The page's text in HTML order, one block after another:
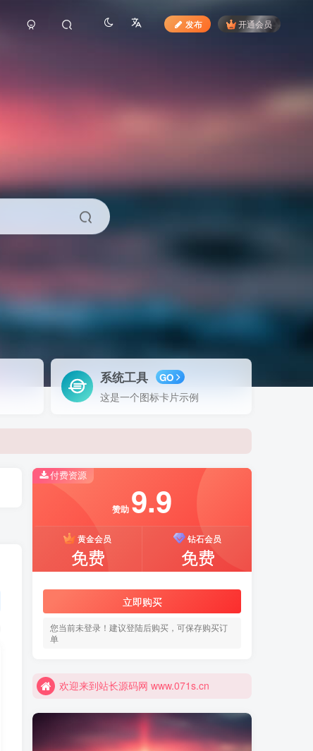
发布 开通会员
系统工具 GO
这是一个图标卡片示例
付费资源
赞助 9.9
黄金会员
免费
钻石会员
免费
立即购买
您当前未登录！建议登陆后购买，可保存购买订
单
站长源码网 www.071s.cn！全面开启
欢迎来到站长源码网 www.071s.cn